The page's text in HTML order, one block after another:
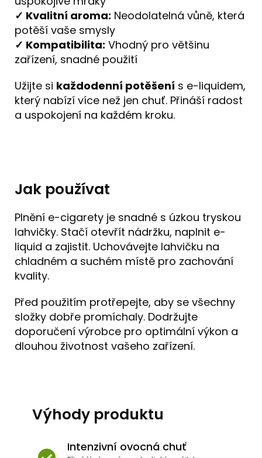
✓ Kvalitní aroma: Neodolatelná vůně, která
potěší vaše smysly
✓ Kompatibilita: Vhodný pro většinu
zařízení, snadné použití
Užijte si každodenní potěšení s e-liquidem,
který nabízí více než jen chuť. Přináší radost
a uspokojení na každém kroku.
Jak používat
Plnění e-cigarety je snadné s úzkou tryskou
lahvičky. Stačí otevřít nádržku, naplnit e-
liquid a zajistit. Uchovávejte lahvičku na
chladném a suchém místě pro zachování
kvality.
Před použitím protřepejte, aby se všechny
složky dobře promíchaly. Dodržujte
doporučení výrobce pro optimální výkon a
dlouhou životnost vašeho zařízení.
Výhody produktu
Intenzivní ovocná chuť